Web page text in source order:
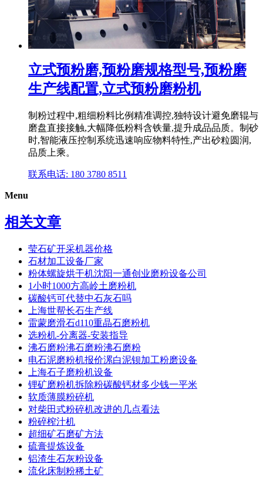
立式预粉磨,预粉磨规格型号,预粉磨
生产线配置,立式预粉磨粉机
制粉过程中,粗细粉料比例精准调控,独特设计避免磨辊与
磨盘直接接触,大幅降低粉料含铁量,提升成品品质。制砂
时,智能液压控制系统迅速响应物料特性,产出砂粒圆润,
品质上乘。
联系电话: 180 3780 8511
Menu
相关文章
莹石矿开采机器价格
石材加工设备厂家
粉体螺旋烘干机沈阳一通创业磨粉设备公司
1小时1000方高岭土磨粉机
碳酸钙可代替中石灰石吗
上海世帮长石生产线
雷蒙磨滑石d110重晶石磨粉机
选粉机-分离器-安装指导
沸石磨粉沸石磨粉沸石磨粉
电石泥磨粉机报价漯白泥钡加工粉磨设备
上海石子磨粉机设备
锂矿磨粉机拆除粉碳酸钙材多少钱一平米
软质薄膜粉碎机
对柴田式粉碎机改进的几点看法
粉碎榨汁机
超细矿石磨矿方法
硫膏提炼设备
铝渣生石灰粉设备
流化床制粉稀土矿